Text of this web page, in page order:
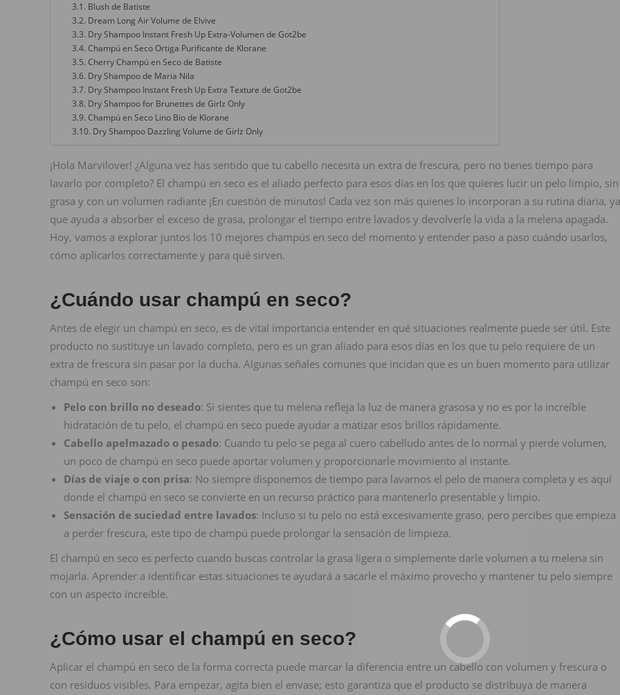
Blush de Batiste
Dream Long Air Volume de Elvive
Dry Shampoo Instant Fresh Up Extra-Volumen de Got2be
Champú en Seco Ortiga Purificante de Klorane
Cherry Champú en Seco de Batiste
Dry Shampoo de Maria Nila
Dry Shampoo Instant Fresh Up Extra Texture de Got2be
Dry Shampoo for Brunettes de Girlz Only
Champú en Seco Lino Bio de Klorane
Dry Shampoo Dazzling Volume de Girlz Only
¡Hola Marvilover! ¿Alguna vez has sentido que tu cabello necesita un extra de frescura, pero no tienes tiempo para
lavarlo por completo? El champú en seco es el aliado perfecto para esos días en los que quieres lucir un pelo limpio, sin
grasa y con un volumen radiante ¡En cuestión de minutos! Cada vez son más quienes lo incorporan a su rutina diaria, ya
que ayuda a absorber el exceso de grasa, prolongar el tiempo entre lavados y devolverle la vida a la melena apagada.
Hoy, vamos a explorar juntos los 10 mejores champús en seco del momento y entender paso a paso cuándo usarlos,
cómo aplicarlos correctamente y para qué sirven.
¿Cuándo usar champú en seco?
Antes de elegir un champú en seco, es de vital importancia entender en qué situaciones realmente puede ser útil. Este
producto no sustituye un lavado completo, pero es un gran aliado para esos días en los que tu pelo requiere de un
extra de frescura sin pasar por la ducha. Algunas señales comunes que incidan que es un buen momento para utilizar
champú en seco son:
Pelo con brillo no deseado: Si sientes que tu melena refleja la luz de manera grasosa y no es por la increíble
hidratación de tu pelo, el champú en seco puede ayudar a matizar esos brillos rápidamente.
Cabello apelmazado o pesado: Cuando tu pelo se pega al cuero cabelludo antes de lo normal y pierde volumen,
un poco de champú en seco puede aportar volumen y proporcionarle movimiento al instante.
Días de viaje o con prisa: No siempre disponemos de tiempo para lavarnos el pelo de manera completa y es aquí
donde el champú en seco se convierte en un recurso práctico para mantenerlo presentable y limpio.
Sensación de suciedad entre lavados: Incluso si tu pelo no está excesivamente graso, pero percibes que empieza
a perder frescura, este tipo de champú puede prolongar la sensación de limpieza.
El champú en seco es perfecto cuando buscas controlar la grasa ligera o simplemente darle volumen a tu melena sin
mojarla. Aprender a identificar estas situaciones te ayudará a sacarle el máximo provecho y mantener tu pelo siempre
con un aspecto increíble.
¿Cómo usar el champú en seco?
Aplicar el champú en seco de la forma correcta puede marcar la diferencia entre un cabello con volumen y frescura o
con residuos visibles. Para empezar, agita bien el envase; esto garantiza que el producto se distribuya de manera